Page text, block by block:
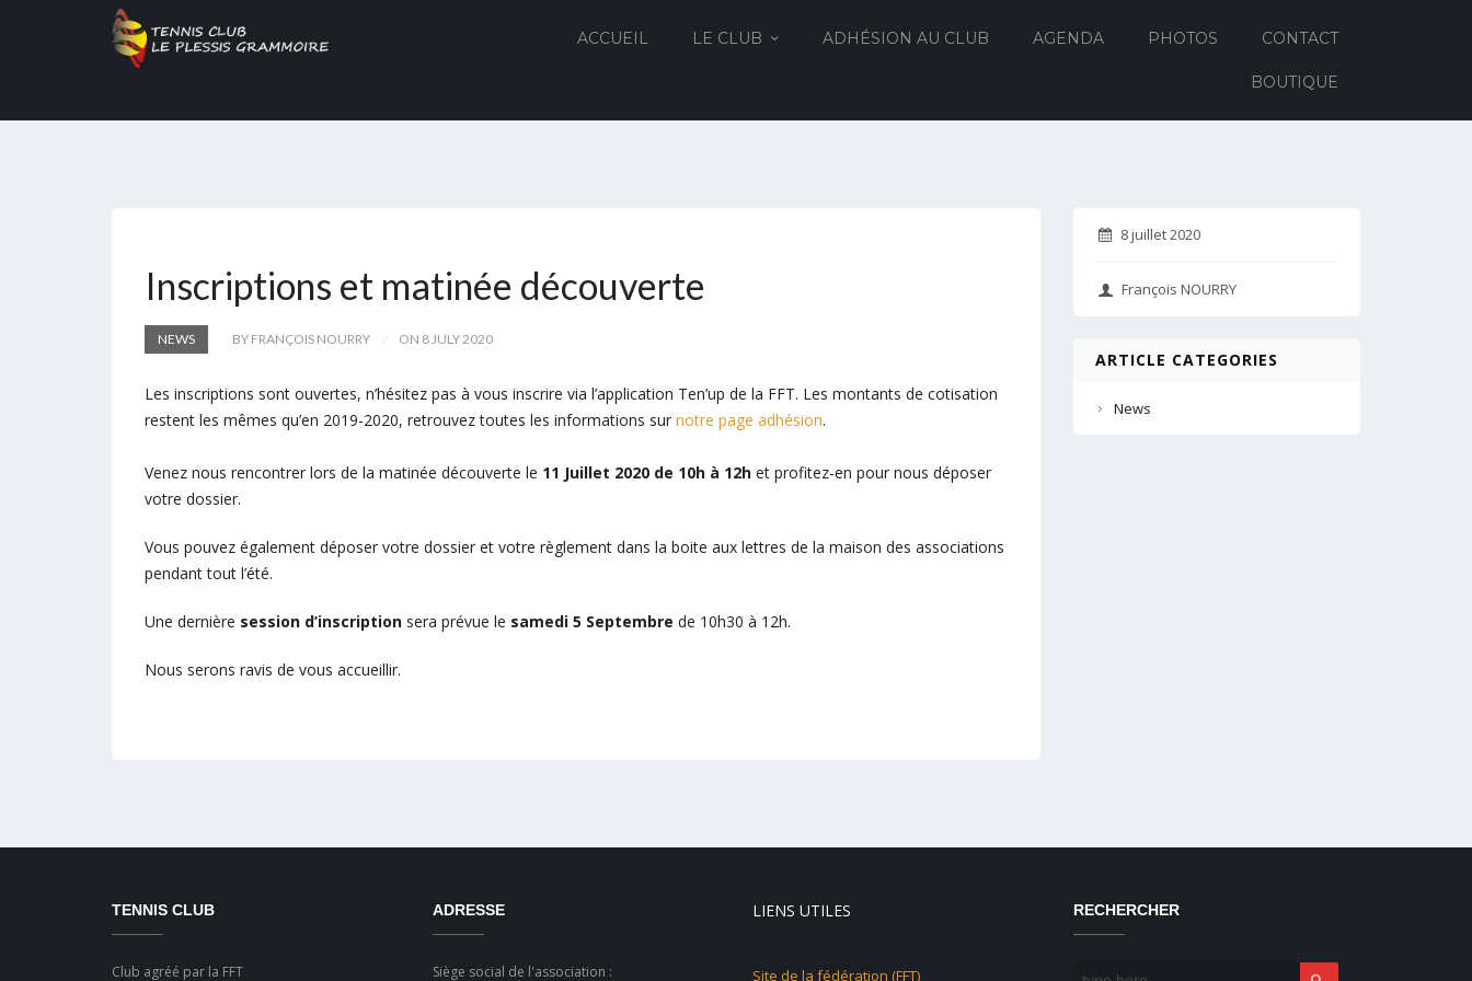
ACCUEIL LE CLUB ADHÉSION AU CLUB AGENDA PHOTOS CONTACT
BOUTIQUE
Inscriptions et matinée découverte
NEWS BY FRANÇOIS NOURRY ON 8 JULY 2020
Les inscriptions sont ouvertes, n’hésitez pas à vous inscrire via l’application Ten’up de la FFT. Les montants de cotisation
restent les mêmes qu’en 2019-2020, retrouvez toutes les informations sur notre page adhésion.
Venez nous rencontrer lors de la matinée découverte le 11 Juillet 2020 de 10h à 12h et profitez-en pour nous déposer
votre dossier.
Vous pouvez également déposer votre dossier et votre règlement dans la boite aux lettres de la maison des associations
pendant tout l’été.
Une dernière session d’inscription sera prévue le samedi 5 Septembre de 10h30 à 12h.
Nous serons ravis de vous accueillir.
8 juillet 2020
François NOURRY
ARTICLE CATEGORIES
News
TENNIS CLUB
Club agréé par la FFT
ADRESSE
Siège social de l'association :
LIENS UTILES
Site de la fédération (FFT)
RECHERCHER